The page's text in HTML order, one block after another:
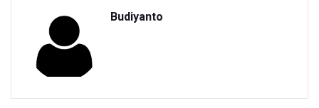
Budiyanto